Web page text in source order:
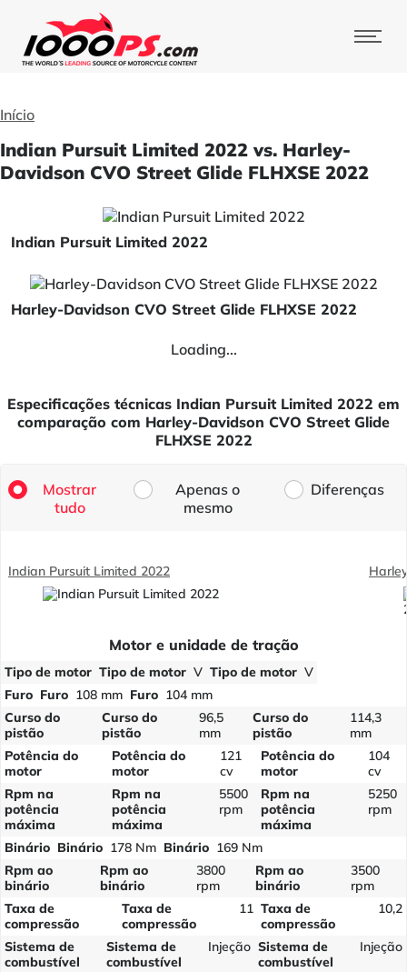
Início
Indian Pursuit Limited 2022 vs. Harley-
Davidson CVO Street Glide FLHXSE 2022
Indian Pursuit Limited 2022
Harley-Davidson CVO Street Glide FLHXSE 2022
Loading...
Especificações técnicas Indian Pursuit Limited 2022 em
comparação com Harley-Davidson CVO Street Glide
FLHXSE 2022
Mostrar
tudo
Apenas o
mesmo
Diferenças
Indian Pursuit Limited 2022
Motor e unidade de tração
Tipo de motor Tipo de motor V Tipo de motor V
Furo Furo 108 mm Furo 104 mm
Curso do
pistão
Curso do
pistão
96,5
mm
Curso do
pistão
114,3
mm
Potência do
motor
Potência do
motor
121
cv
Potência do
motor
104
cv
Rpm na
potência
máxima
Rpm na
potência
máxima
5500
rpm
Rpm na
potência
máxima
5250
rpm
Binário Binário 178 Nm Binário 169 Nm
Rpm ao
binário
Rpm ao
binário
3800
rpm
Rpm ao
binário
3500
rpm
Taxa de
compressão
Taxa de
compressão
11 Taxa de
compressão
10,2
Sistema de
combustível
Sistema de
combustível
Injeção Sistema de
combustível
Injeção